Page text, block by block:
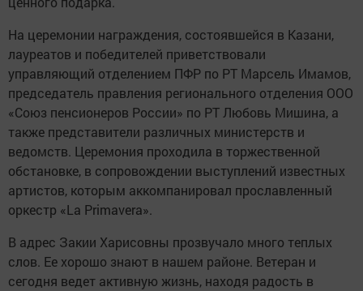
На церемонии награждения, состоявшейся в Казани,
лауреатов и победителей приветствовали
управляющий отделением ПФР по РТ Марсель Имамов,
председатель правления регионального отделения ООО
«Союз пенсионеров России» по РТ Любовь Мишина, а
также представители различных министерств и
ведомств. Церемония проходила в торжественной
обстановке, в сопровождении выступлений известных
артистов, которым аккомпанировал прославленный
оркестр «La Primavera».
В адрес Закии Харисовны прозвучало много теплых
слов. Ее хорошо знают в нашем районе. Ветеран и
сегодня ведет активную жизнь, находя радость в